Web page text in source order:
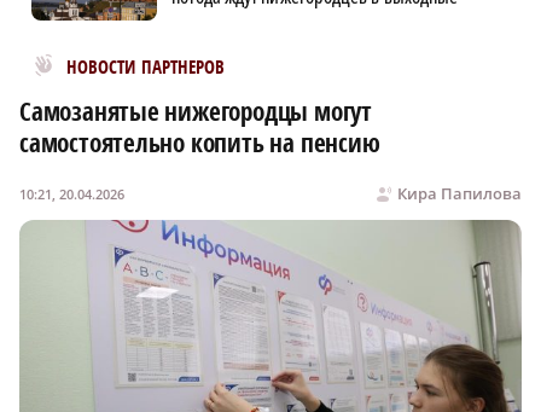
НОВОСТИ ПАРТНЕРОВ
Новости МирТесен
Самозанятые нижегородцы могут
самостоятельно копить на пенсию
Кира Папилова
10:21, 20.04.2026